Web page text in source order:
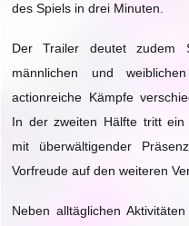
des Spiels in drei Minuten.
Der Trailer deutet zudem
männlichen und
actionreiche Kämpfe
In der zweiten Hälfte tritt
mit überwältigender
Vorfreude auf den weiteren
Neben alltäglichen